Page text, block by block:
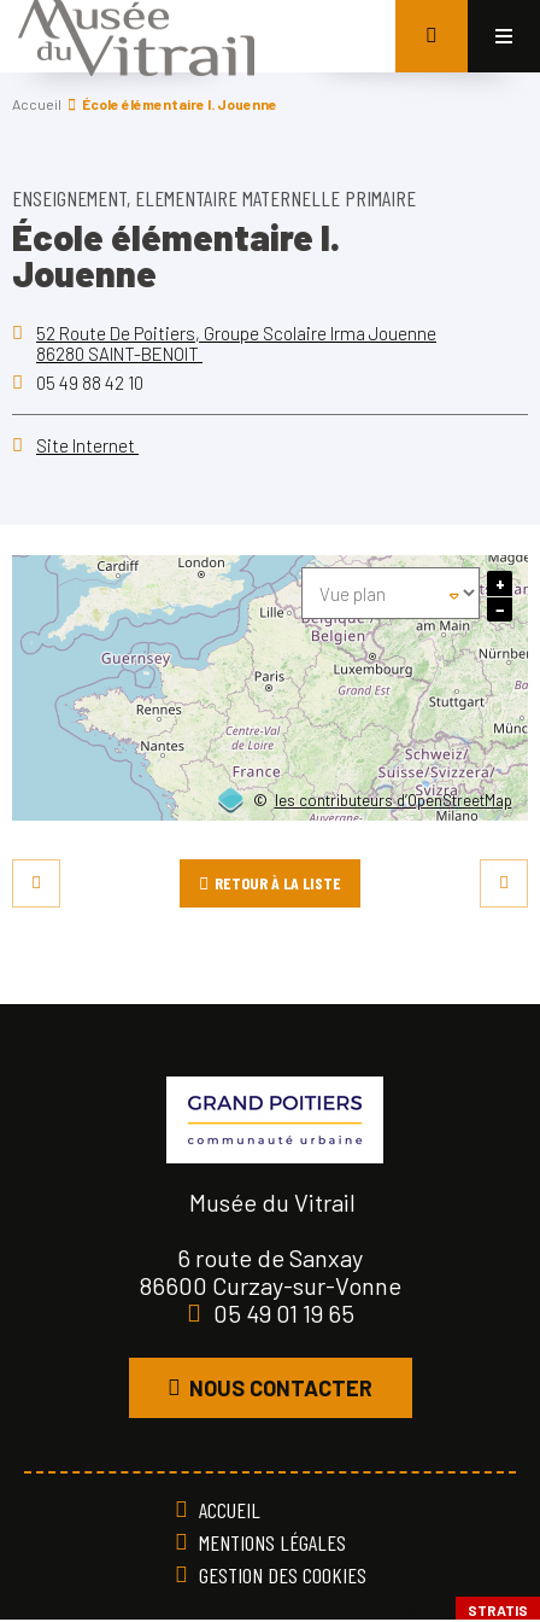
Accueil École élémentaire I. Jouenne
ENSEIGNEMENT, ELEMENTAIRE MATERNELLE PRIMAIRE
École élémentaire I.
Jouenne
52 Route De Poitiers, Groupe Scolaire Irma Jouenne
86280 SAINT-BENOIT
05 49 88 42 10
Site Internet
©les contributeurs d’OpenStreetMap
+
−
RETOUR À LA LISTE
Musée du Vitrail
6 route de Sanxay
86600 Curzay-sur-Vonne
05 49 01 19 65
NOUS CONTACTER
ACCUEIL
MENTIONS LÉGALES
GESTION DES COOKIES
STRATIS